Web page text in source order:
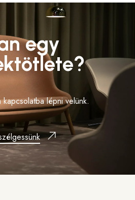
egy
lépni velünk.